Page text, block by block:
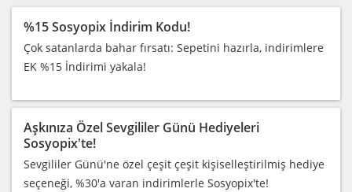
%15 Sosyopix İndirim Kodu!
Çok satanlarda bahar fırsatı: Sepetini hazırla, indirimlere
EK %15 İndirimi yakala!
Aşkınıza Özel Sevgililer Günü Hediyeleri
Sosyopix'te!
Sevgililer Günü'ne özel çeşit çeşit kişiselleştirilmiş hediye
seçeneği, %30'a varan indirimlerle Sosyopix'te!